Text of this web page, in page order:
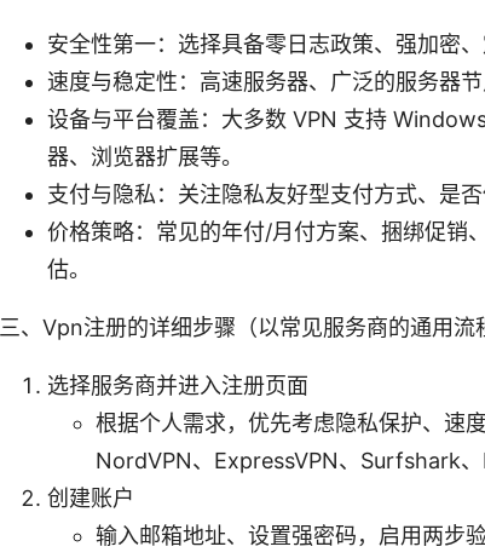
安全性第一：选择具备零日志政策、强加密
速度与稳定性：高速服务器、广泛的服务器
设备与平台覆盖：大多数 VPN 支持
器、浏览器扩展等。
支付与隐私：关注隐私友好型支付方式、是
价格策略：常见的年付/月付方案、捆绑促销
估。
三、Vpn注册的详细步骤（以常见服务商的通用流
选择服务商并进入注册页面
根据个人需求，优先考虑隐私保护、速
NordVPN、ExpressVPN、Surfshark
创建账户
输入邮箱地址、设置强密码，启用两步